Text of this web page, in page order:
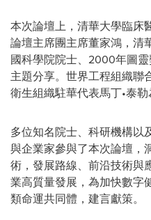
本次論壇上，清華大學臨床
論壇主席團主席董家鴻，清
國科學院院士、2000年圖
主題分享。世界工程組織聯
衛生組織駐華代表馬丁•泰勒
多位知名院士、科研機構以
與企業家參與了本次論壇
術，發展路線、前沿技術與
業高質量發展，為加快數字
類命運共同體，建言獻策。